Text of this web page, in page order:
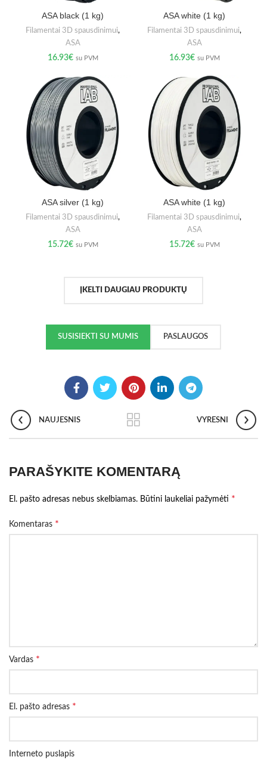
ASA black (1 kg)
Filamentai 3D spausdinimui,
ASA
16.93€ su PVM
ASA white (1 kg)
Filamentai 3D spausdinimui,
ASA
16.93€ su PVM
ASA silver (1 kg)
Filamentai 3D spausdinimui,
ASA
15.72€ su PVM
ASA white (1 kg)
Filamentai 3D spausdinimui,
ASA
15.72€ su PVM
ĮKELTI DAUGIAU PRODUKTŲ
SUSISIEKTI SU MUMIS PASLAUGOS
NAUJESNIS VYRESNI
PARAŠYKITE KOMENTARĄ
El. pašto adresas nebus skelbiamas. Būtini laukeliai pažymėti *
Komentaras *
Vardas *
El. pašto adresas *
Interneto puslapis